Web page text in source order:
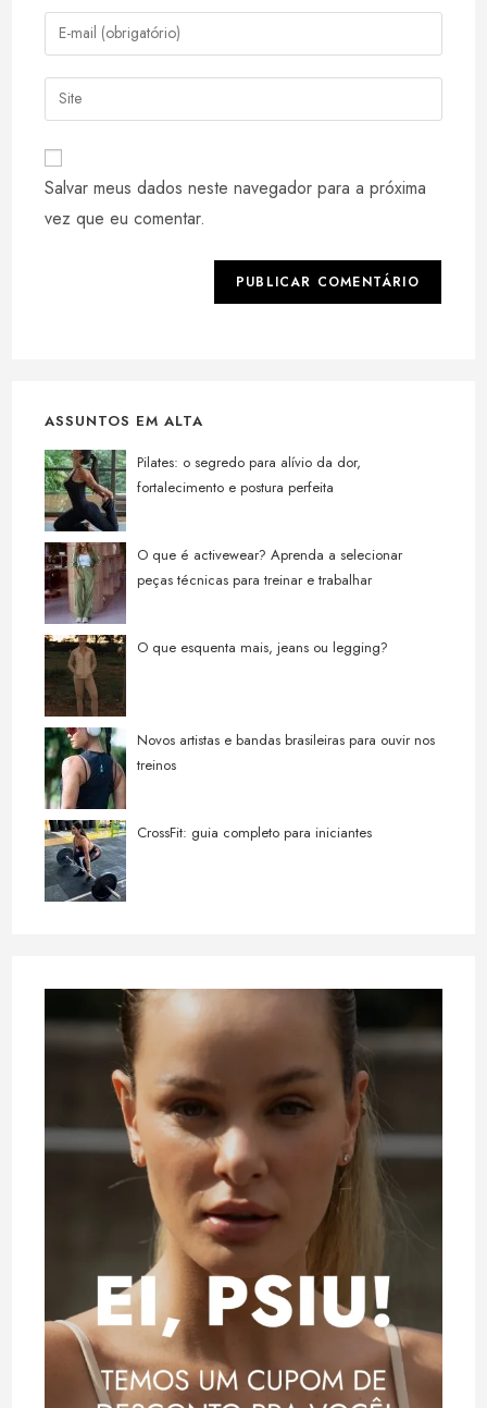
nome
ou
de
usuário
para
comentar
Digite
seu
endereço
de
para
comentar
Digite
o
do
seu
site
Salvar meus dados neste navegador para a próxima
vez que eu comentar.
ASSUNTOS EM ALTA
Pilates: o segredo para alívio da dor,
fortalecimento e postura perfeita
O que é activewear? Aprenda a selecionar
peças técnicas para treinar e trabalhar
O que esquenta mais, jeans ou legging?
Novos artistas e bandas brasileiras para ouvir nos
treinos
CrossFit: guia completo para iniciantes